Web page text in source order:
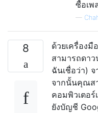
ซื้อเพ
—
8
ด้วยเครื่อง
สามารถดา
ฉันเชื่อว่า)
จากนั้นคุณส
คอมพิวเตอ
ยังบัญชี